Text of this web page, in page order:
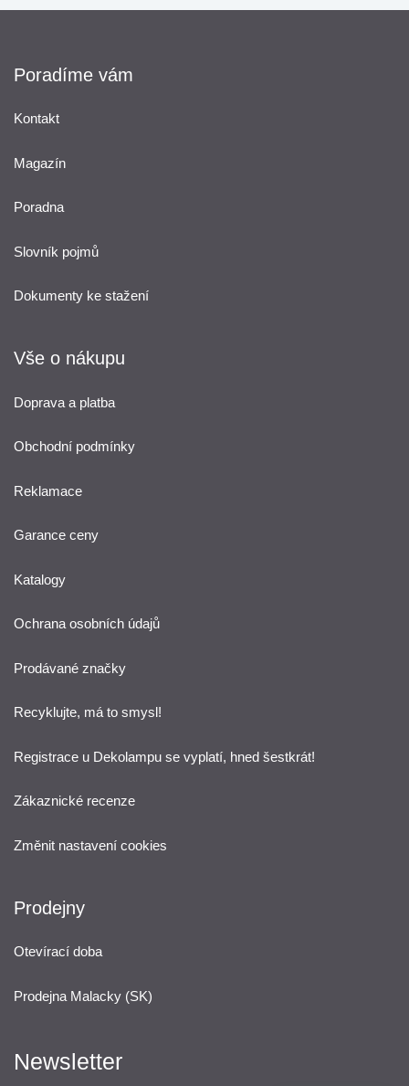
Poradíme vám
Kontakt
Magazín
Poradna
Slovník pojmů
Dokumenty ke stažení
Vše o nákupu
Doprava a platba
Obchodní podmínky
Reklamace
Garance ceny
Katalogy
Ochrana osobních údajů
Prodávané značky
Recyklujte, má to smysl!
Registrace u Dekolampu se vyplatí, hned šestkrát!
Zákaznické recenze
Změnit nastavení cookies
Prodejny
Otevírací doba
Prodejna Malacky (SK)
Newsletter